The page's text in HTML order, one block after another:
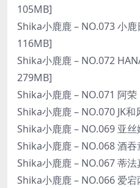
105MB]
Shika小鹿鹿 – NO.073 小
116MB]
Shika小鹿鹿 – NO.072
279MB]
Shika小鹿鹿 – NO.071 阿
Shika小鹿鹿 – NO.070 JK
Shika小鹿鹿 – NO.069 亚
Shika小鹿鹿 – NO.068 酒
Shika小鹿鹿 – NO.067 蒂
Shika小鹿鹿 – NO.066 爱